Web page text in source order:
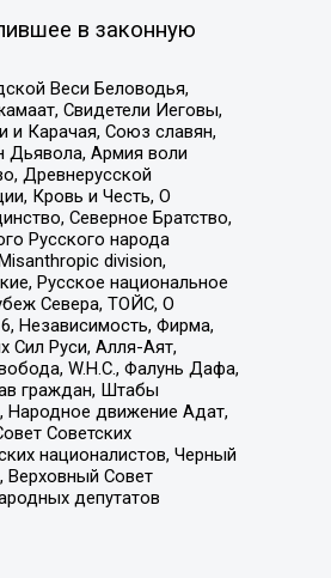
в законную
Веси Беловодья,
Свидетели Иеговы,
и Карачая, Союз славян,
Дьявола, Армия воли
Древнерусской
Кровь и Честь, О
Северное Братство,
Русского народа
division,
Русское национальное
Севера, ТОЙС, О
Независимость, Фирма,
Сил Руси, Алля-Аят,
W.H.С., Фалунь Дафа,
граждан, Штабы
Народное движение Адат,
Советских
националистов, Черный
Верховный Совет
депутатов